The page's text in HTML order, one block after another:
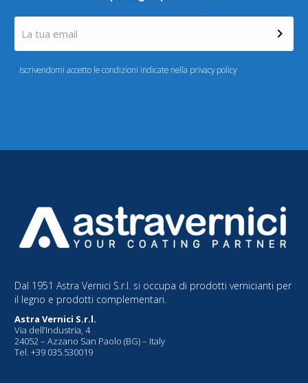
Iscrivendomi accetto le condizioni indicate nella privacy policy
Dal 1951 Astra Vernici S.r.l. si occupa di prodotti vernicianti per
il legno e prodotti complementari.
Astra Vernici S.r.l.
Via dell’Industria, 4
24052 – Azzano San Paolo (BG) – Italy
Tel. +39 035.530019